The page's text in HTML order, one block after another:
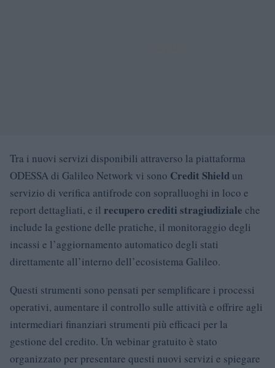
Tra i nuovi servizi disponibili attraverso la piattaforma
ODESSA di Galileo Network vi sono Credit Shield un
servizio di verifica antifrode con sopralluoghi in loco e
report dettagliati, e il recupero crediti stragiudiziale che
include la gestione delle pratiche, il monitoraggio degli
incassi e l’aggiornamento automatico degli stati
direttamente all’interno dell’ecosistema Galileo.
Questi strumenti sono pensati per semplificare i processi
operativi, aumentare il controllo sulle attività e offrire agli
intermediari finanziari strumenti più efficaci per la
gestione del credito. Un webinar gratuito è stato
organizzato per presentare questi nuovi servizi e spiegare